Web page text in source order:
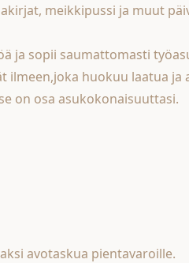
meikkipussi ja muut
ja sopii saumattomasti
ilmeen,joka huokuu laatua ja
on osa asukokonaisuuttasi.
avotaskua pientavaroille.